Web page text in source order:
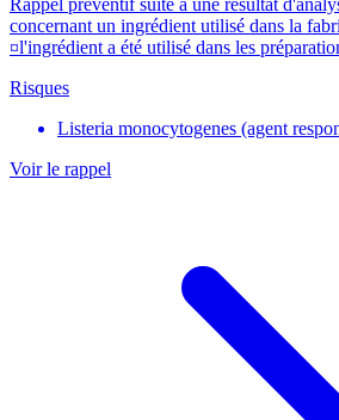
concernant un ingrédient utilisé dans la
¤l'ingrédient a été utilisé dans les
Risques
Listeria monocytogenes (agent
Voir le rappel